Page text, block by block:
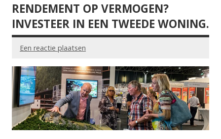
RENDEMENT OP VERMOGEN?
INVESTEER IN EEN TWEEDE WONING.
Een reactie plaatsen